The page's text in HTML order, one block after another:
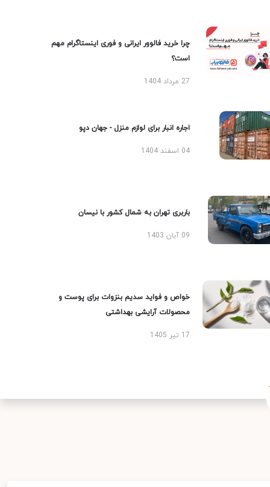
چرا خرید فالوور ایرانی و فوری اینستاگرام مهم
است؟
27 مرداد 1404
اجاره انبار برای لوازم منزل - جهان دپو
04 اسفند 1404
باربری تهران به شمال کشور با نیسان
09 آبان 1403
خواص و فواید سدیم بنزوات برای پوست و
محصولات آرایشی بهداشتی
17 تیر 1405